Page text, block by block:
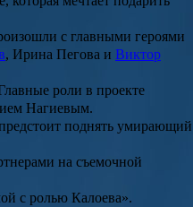
с главными героями
, Ирина Пегова и Виктор
роли в проекте
Нагиевым.
поднять умирающий
на съемочной
с ролью Калоева».